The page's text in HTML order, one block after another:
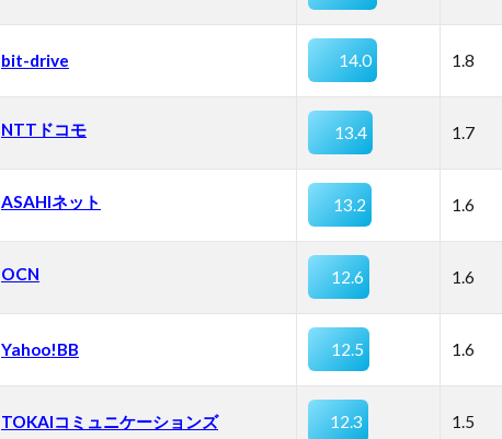
bit-drive 14.0 1.8
NTTドコモ 13.4 1.7
ASAHIネット 13.2 1.6
OCN 12.6 1.6
Yahoo!BB 12.5 1.6
TOKAIコミュニケーションズ 12.3 1.5